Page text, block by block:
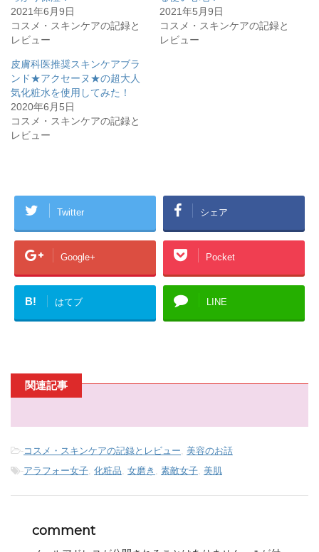
し
い
ウ
ン
ウ
で
開
き
ま
す
)
ク
し
て
く
い
(
新
い
ウ
ィ
ン
ド
2021年6月9日
コスメ・スキンケアの記録と
レビュー
2021年5月9日
コスメ・スキンケアの記録と
レビュー
皮膚科医推奨スキンケアブラ
ンド★アクセーヌ★の超大人
気化粧水を使用してみた！
2020年6月5日
コスメ・スキンケアの記録と
レビュー
Twitter シェア
Google+ Pocket
B! はてブ LINE
関連記事
-コスメ・スキンケアの記録とレビュー
美容のお話
-アラフォー女子 化粧品 女磨き 素敵女子 美肌
comment